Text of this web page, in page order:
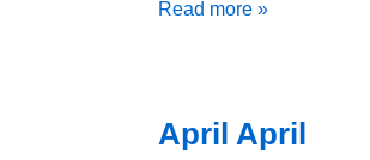
Verbindungstür
Bad
Read more »
April April